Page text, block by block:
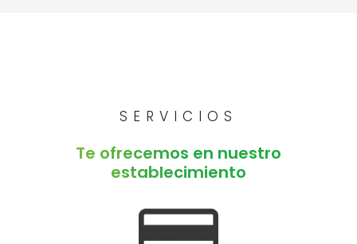
SERVICIOS
Te ofrecemos en nuestro
establecimiento